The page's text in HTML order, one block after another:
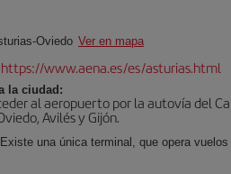
Oviedo Ver en mapa
https://www.aena.es/es/asturias.html
la ciudad:
al aeropuerto por la autovía del
Avilés y Gijón.
Existe una única terminal, que opera